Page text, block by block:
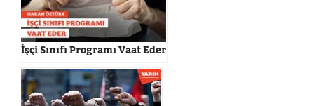
İşçi Sınıfı Programı Vaat Eder